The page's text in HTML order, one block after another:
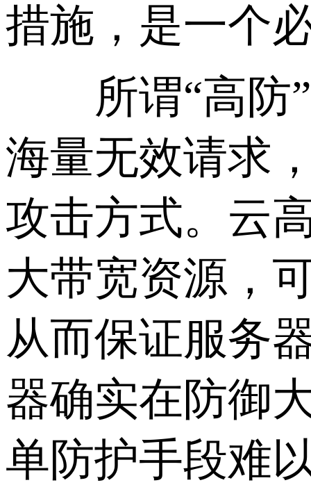
措施，是一个
所谓“高防”
海量无效请求
攻击方式。云
大带宽资源，
从而保证服务
器确实在防御
单防护手段难